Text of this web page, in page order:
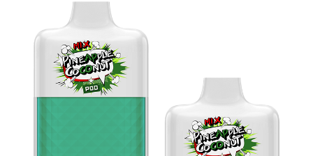
使い捨て電子タバコ
交換可能なデバイス
交換可能なポッド
オンラインショップ
ハイテク
ブログ
サポート